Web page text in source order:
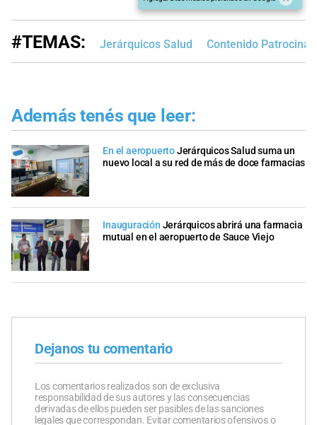
#TEMAS: Jerárquicos Salud Contenido
Además tenés que leer:
En el aeropuertoJerárquicos Salud suma un
nuevo local a su red de más de doce farmacias
Inauguración Jerárquicos abrirá una farmacia
mutual en el aeropuerto de Sauce Viejo
Dejanos tu comentario
Los comentarios realizados son de exclusiva
responsabilidad de sus autores y las consecuencias
derivadas de ellos pueden ser pasibles de las sanciones
legales que correspondan. Evitar comentarios ofensivos o